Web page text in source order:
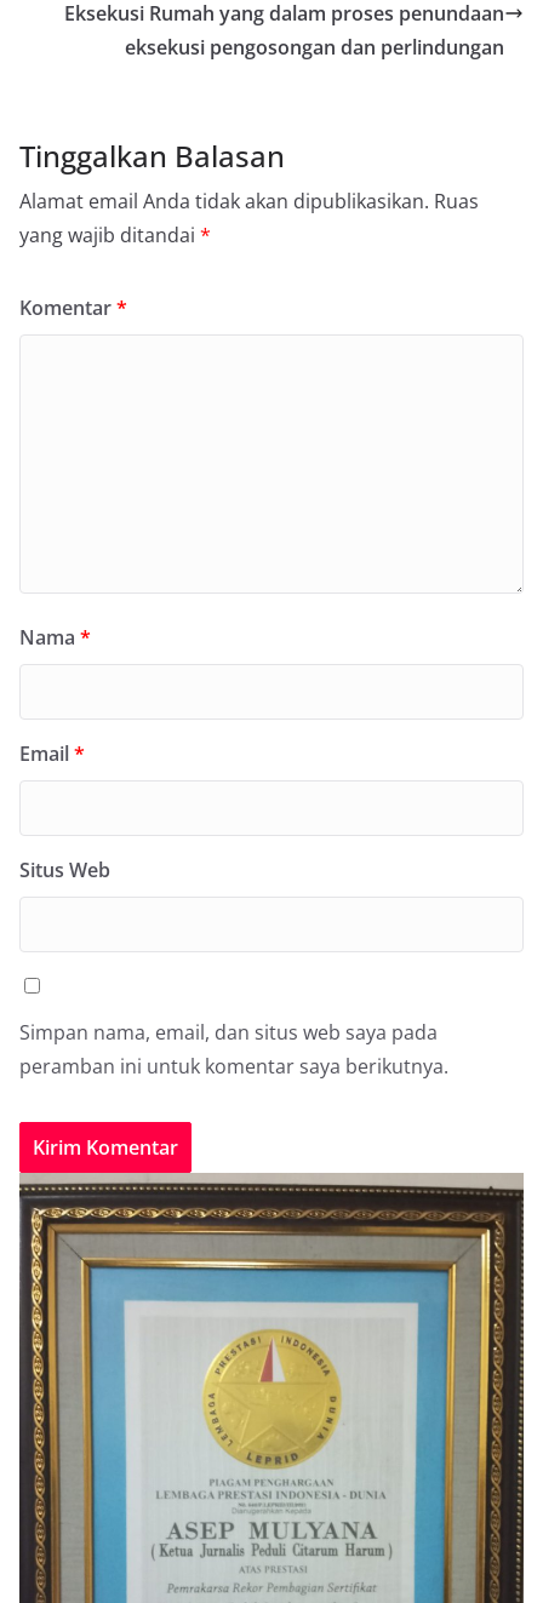
Eksekusi Rumah yang dalam proses penundaan
eksekusi pengosongan dan perlindungan
Tinggalkan Balasan
Alamat email Anda tidak akan dipublikasikan. Ruas
yang wajib ditandai *
Komentar*
Nama *
Email*
Situs Web
Simpan nama, email, dan situs web saya pada
peramban ini untuk komentar saya berikutnya.